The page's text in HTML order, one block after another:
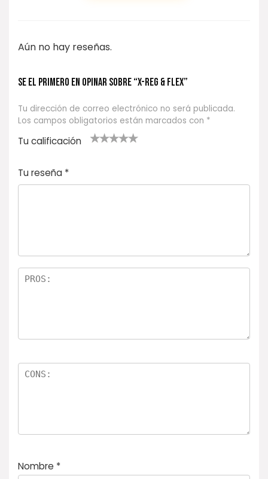
Aún no hay reseñas.
Se el primero en opinar sobre “X-REG & FLEX”
Tu dirección de correo electrónico no será publicada.
Los campos obligatorios están marcados con *
Tu calificación
e
el
5
las
s
Tu reseña *
Nombre *